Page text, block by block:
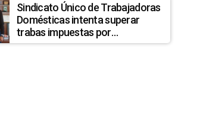
Sindicato Único de Trabajadoras
Domésticas intenta superar
trabas impuestas por
discrepancias entre INEFOP y el